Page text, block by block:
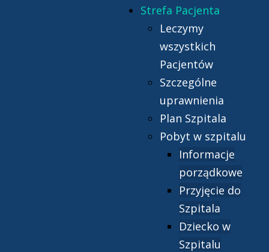
Strefa Pacjenta
Leczymy
wszystkich
Pacjentów
Szczególne
uprawnienia
Plan Szpitala
Pobyt w szpitalu
Informacje
porządkowe
Przyjęcie do
Szpitala
Dziecko w
Szpitalu